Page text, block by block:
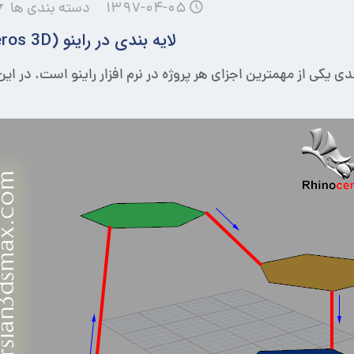
۱۳۹۷-۰۴-۰۵ دسته بندی ها
لایه بندی در راینو (Rhinoceros 3D)
یکی از مهمترین اجزای هر پروژه در نرم افزار راینو است. در